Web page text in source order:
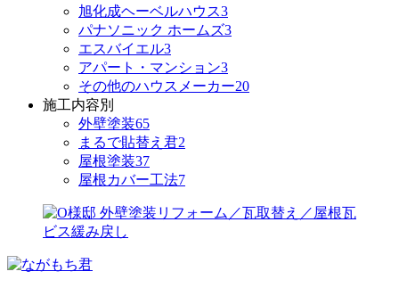
旭化成ヘーベルハウス3
パナソニック ホームズ3
エスバイエル3
アパート・マンション3
その他のハウスメーカー20
施工内容別
外壁塗装65
まるで貼替え君2
屋根塗装37
屋根カバー工法7